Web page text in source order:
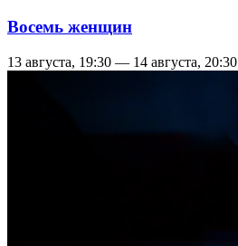
Восемь женщин
13 августа, 19:30 — 14 августа, 20:30